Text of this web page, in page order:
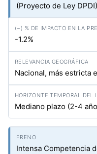
(Proyecto de Ley DPDI)
-1.2%
Nacional, más estricta
Mediano plazo (2-4
Intensa Competencia